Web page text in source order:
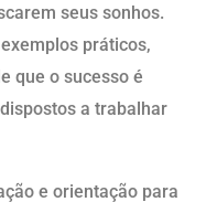
seus sonhos.
práticos,
que o sucesso é
a trabalhar
e orientação para